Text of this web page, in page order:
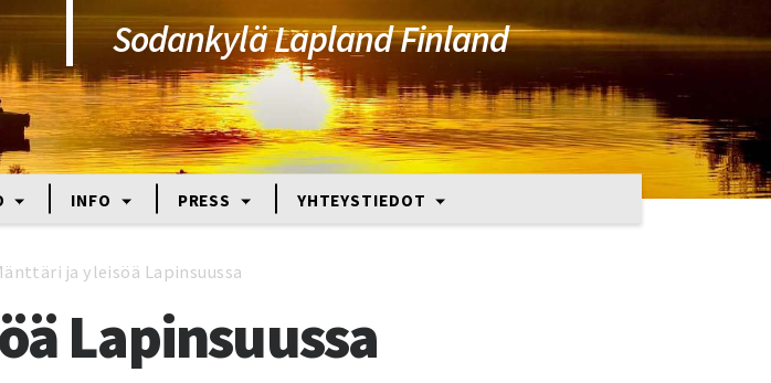
Sodankylä Lapland Finland
INFO PRESS YHTEYSTIEDOT
ja yleisöä Lapinsuussa
Lapinsuussa